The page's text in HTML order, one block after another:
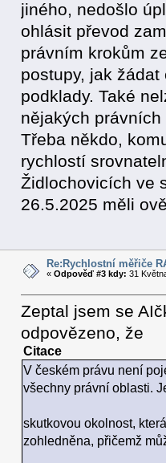
jiného, nedošlo
ohlásit převod
právním krokům
postupy, jak
podklady. Také
nějakých
Třeba někdo,
rychlostí
Židlochovicích ve
26.5.2025 měli
Re:Rychlostní měřiče
«Odpověď #3 kdy: 31
Zeptal jsem se
odpovězeno, že
Citace
V českém právu není
všechny právní oblasti.
skutkovou okolnost,
zohledněna, přičemž